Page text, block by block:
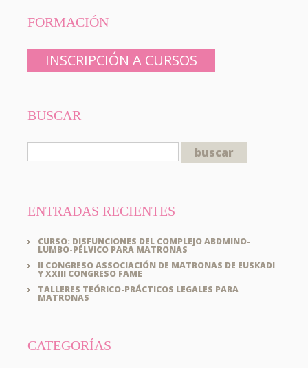
FORMACIÓN
INSCRIPCIÓN A CURSOS
BUSCAR
ENTRADAS RECIENTES
CURSO: DISFUNCIONES DEL COMPLEJO ABDMINO-
LUMBO-PÉLVICO PARA MATRONAS
II CONGRESO ASSOCIACIÓN DE MATRONAS DE EUSKADI
Y XXIII CONGRESO FAME
TALLERES TEÓRICO-PRÁCTICOS LEGALES PARA
MATRONAS
CATEGORÍAS